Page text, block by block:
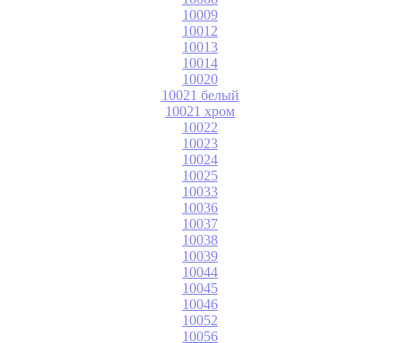
10009
10012
10013
10014
10020
10021 белый
10021 хром
10022
10023
10024
10025
10033
10036
10037
10038
10039
10044
10045
10046
10052
10056